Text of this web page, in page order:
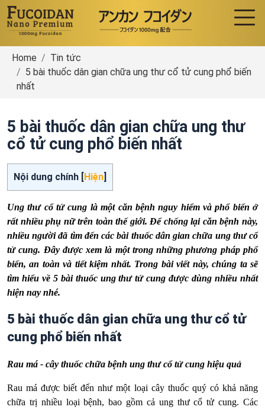
Home
Tin tức
5 bài thuốc dân gian chữa ung thư cổ tử cung phổ biến
nhất
5 bài thuốc dân gian chữa ung thư
cổ tử cung phổ biến nhất
Nội dung chính [Hiện]
Ung thư cổ tử cung là một căn bệnh nguy hiểm và phổ biến ở
rất nhiều phụ nữ trên toàn thế giới. Để chống lại căn bệnh này,
nhiều người đã tìm đến các bài thuốc dân gian chữa ung thư cổ
tử cung. Đây được xem là một trong những phương pháp phổ
biến, an toàn và tiết kiệm nhất. Trong bài viết này, chúng ta sẽ
tìm hiểu về 5 bài thuốc ung thư tử cung được dùng nhiều nhất
hiện nay nhé.
5 bài thuốc dân gian chữa ung thư cổ tử
cung phổ biến nhất
Rau má - cây thuốc chữa bệnh ung thư cổ tử cung hiệu quả
Rau má được biết đến như một loại cây thuốc quý có khả năng
chữa trị nhiều loại bệnh, bao gồm cả ung thư cổ tử cung. Các